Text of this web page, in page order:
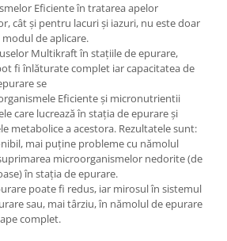
Eficiente în tratarea apelor
cât şi pentru lacuri şi iazuri, nu este doar
modul de aplicare.
Multikraft în stațiile de epurare,
fi înlăturate complet iar capacitatea de
se
Eficiente și micronutrientii
care lucrează în stația de epurare și
metabolice a acestora. Rezultatele sunt:
mai puține probleme cu nămolul
microorganismelor nedorite (de
în stația de epurare.
poate fi redus, iar mirosul în sistemul
sau, mai târziu, în nămolul de epurare
complet.